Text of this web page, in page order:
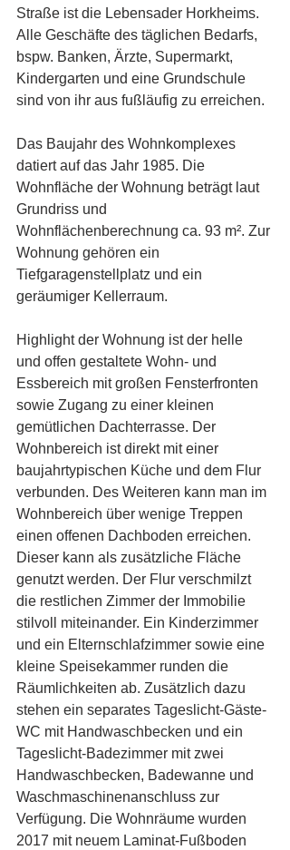
Straße ist die Lebensader Horkheims.
Alle Geschäfte des täglichen Bedarfs,
bspw. Banken, Ärzte, Supermarkt,
Kindergarten und eine Grundschule
sind von ihr aus fußläufig zu erreichen.
Das Baujahr des Wohnkomplexes
datiert auf das Jahr 1985. Die
Wohnfläche der Wohnung beträgt laut
Grundriss und
Wohnflächenberechnung ca. 93 m². Zur
Wohnung gehören ein
Tiefgaragenstellplatz und ein
geräumiger Kellerraum.
Highlight der Wohnung ist der helle
und offen gestaltete Wohn- und
Essbereich mit großen Fensterfronten
sowie Zugang zu einer kleinen
gemütlichen Dachterrasse. Der
Wohnbereich ist direkt mit einer
baujahrtypischen Küche und dem Flur
verbunden. Des Weiteren kann man im
Wohnbereich über wenige Treppen
einen offenen Dachboden erreichen.
Dieser kann als zusätzliche Fläche
genutzt werden. Der Flur verschmilzt
die restlichen Zimmer der Immobilie
stilvoll miteinander. Ein Kinderzimmer
und ein Elternschlafzimmer sowie eine
kleine Speisekammer runden die
Räumlichkeiten ab. Zusätzlich dazu
stehen ein separates Tageslicht-Gäste-
WC mit Handwaschbecken und ein
Tageslicht-Badezimmer mit zwei
Handwaschbecken, Badewanne und
Waschmaschinenanschluss zur
Verfügung. Die Wohnräume wurden
2017 mit neuem Laminat-Fußboden